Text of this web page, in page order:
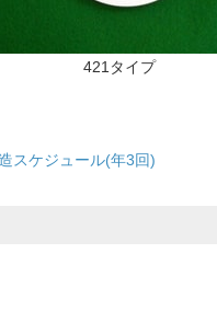
421タイプ
スケジュール(年3回)